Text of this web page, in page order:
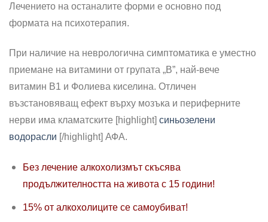
Лечението на останалите форми е основно под
формата на психотерапия.
При наличие на неврологична симптоматика е уместно
приемане на витамини от групата „В”, най-вече
витамин В1 и Фолиева киселина. Отличен
възстановяващ ефект върху мозъка и периферните
нерви има кламатските [highlight] синьозелени
водорасли [/highlight] АФА.
Без лечение алкохолизмът скъсява
продължителността на живота с 15 години!
15% от алкохолиците се самоубиват!